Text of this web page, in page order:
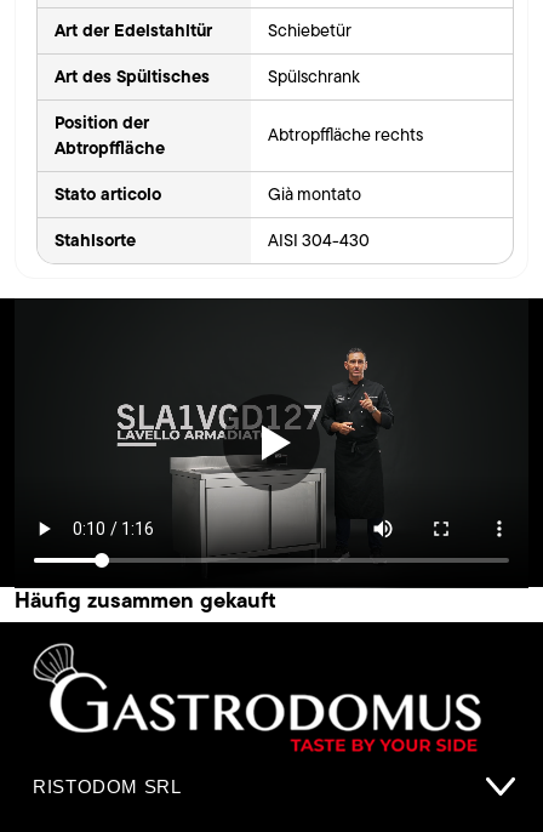
Art der Edelstahltür Schiebetür
Art des Spültisches Spülschrank
Position der
Abtropffläche
Abtropffläche rechts
Stato articolo Già montato
Stahlsorte AISI 304-430
Häufig zusammen gekauft
RISTODOM SRL